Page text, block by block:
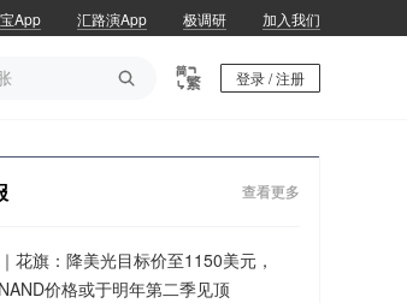
App 汇路演App 极调研 加入我们
 登录 / 注册
查看更多
花旗：降美光目标价至1150美元，
价格或于明年第二季见顶